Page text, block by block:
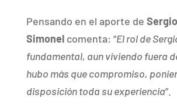
Pensando en el aporte de
Simonelcomenta: “El rol de
fundamental, aun viviendo fuera
hubo más que compromiso,
disposición toda su experiencia”.